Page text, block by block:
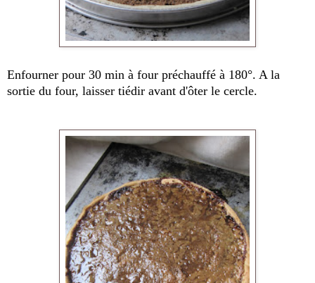
Enfourner pour 30 min à four préchauffé à 180°. A la
sortie du four, laisser tiédir avant d'ôter le cercle.